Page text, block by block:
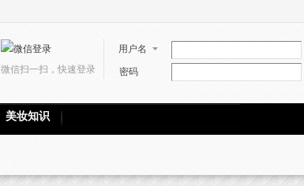
用户名
密码
微信扫一扫，快速登录
美妆知识